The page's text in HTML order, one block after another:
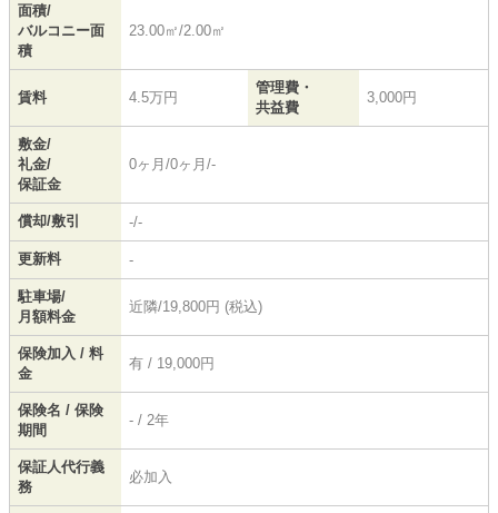
面積/
バルコニー面
積
23.00㎡/2.00㎡
賃料 4.5万円
管理費・
共益費
3,000円
敷金/
礼金/
保証金
0ヶ月/0ヶ月/-
償却/敷引 -/-
更新料 -
駐車場/
月額料金
近隣/19,800円 (税込)
保険加入 / 料
金
有 / 19,000円
保険名 / 保険
期間
- / 2年
保証人代行義
務
必加入